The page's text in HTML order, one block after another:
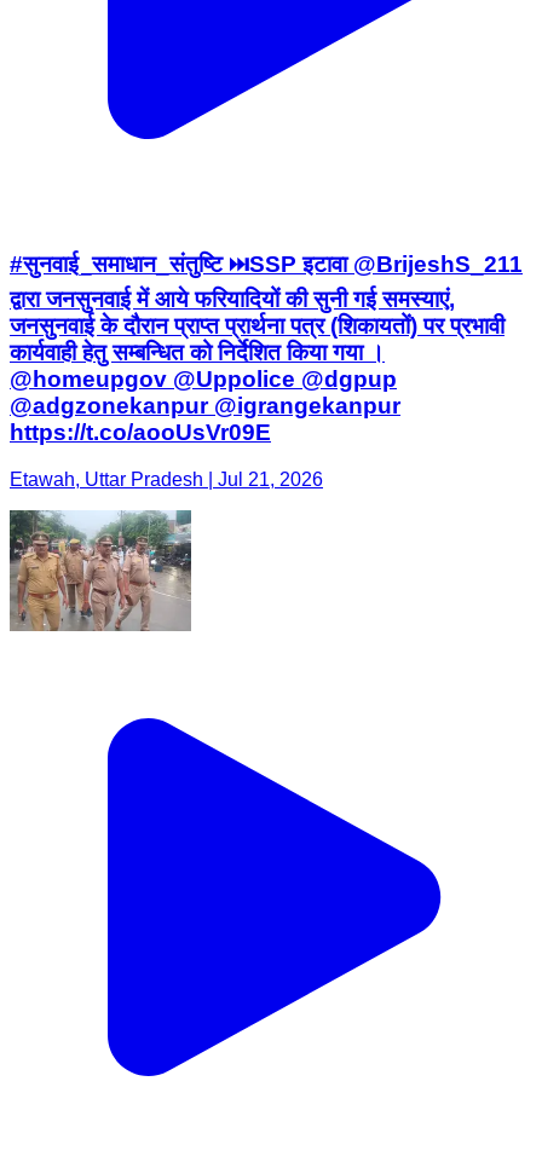
#सुनवाई_समाधान_संतुष्टि ⏭️SSP इटावा @BrijeshS_211
द्वारा जनसुनवाई में आये फरियादियों की सुनी गई समस्याएं,
जनसुनवाई के दौरान प्राप्त प्रार्थना पत्र (शिकायतों) पर प्रभावी
कार्यवाही हेतु सम्बन्धित को निर्देशित किया गया ।
@homeupgov @Uppolice @dgpup
@adgzonekanpur @igrangekanpur
https://t.co/aooUsVr09E
Etawah, Uttar Pradesh | Jul 21, 2026